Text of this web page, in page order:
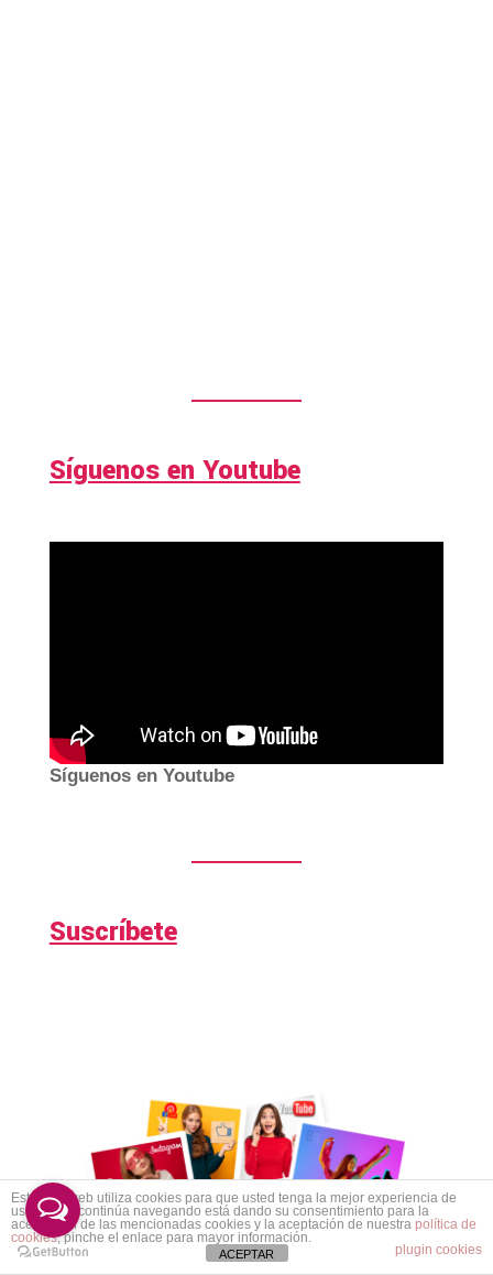
Síguenos en Youtube
Síguenos en Youtube
Suscríbete
Este sitio web utiliza cookies para que usted tenga la mejor experiencia de
usuario. Si continúa navegando está dando su consentimiento para la
aceptación de las mencionadas cookies y la aceptación de nuestra política de
cookies, pinche el enlace para mayor información.
plugin cookies
ACEPTAR